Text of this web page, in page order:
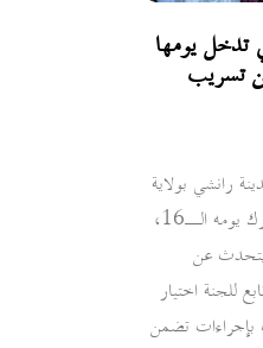
تدخل يومها
تسريب
رانشي بولاية
جهارخاند الهندية، مع دخول التحرك يومه الـ16،
عن
تابع للجنة اختيار
بإجراءات تضمن